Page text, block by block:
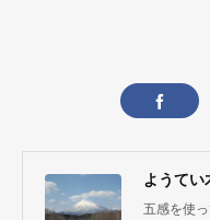
ようてい
五感を使